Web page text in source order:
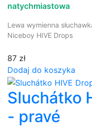
natychmiastowa
Lewa wymienna
Niceboy HIVE Drops
87 zł
Dodaj do koszyka
Sluchátko
- pravé